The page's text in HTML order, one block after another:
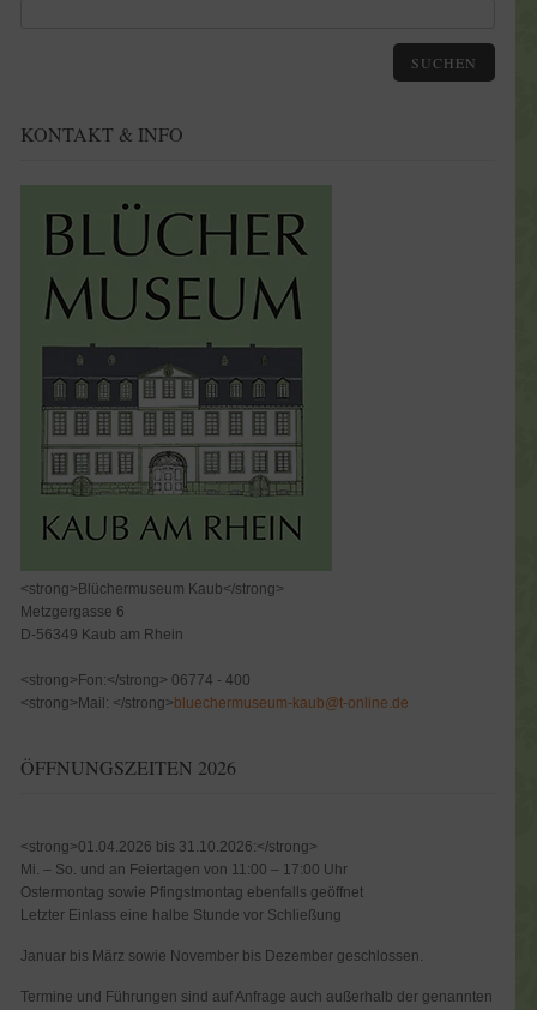
SUCHEN
KONTAKT & INFO
<strong>Blüchermuseum Kaub</strong>
Metzgergasse 6
D-56349 Kaub am Rhein
<strong>Fon:</strong> 06774 - 400
<strong>Mail: </strong> bluechermuseum-kaub@t-online.de
ÖFFNUNGSZEITEN 2026
<strong>01.04.2026 bis 31.10.2026:</strong>
Mi. – So. und an Feiertagen von 11:00 – 17:00 Uhr
Ostermontag sowie Pfingstmontag ebenfalls geöffnet
Letzter Einlass eine halbe Stunde vor Schließung
Januar bis März sowie November bis Dezember geschlossen.
Termine und Führungen sind auf Anfrage auch außerhalb der genannten